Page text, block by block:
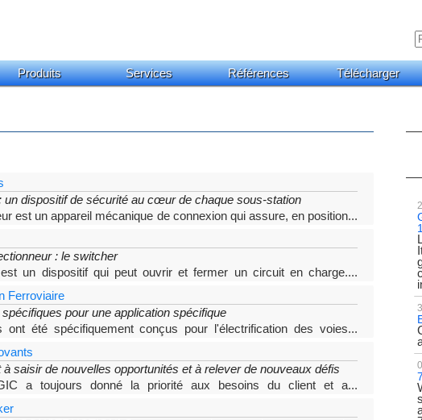
Produits Services Références Télécharger
un dispositif de sécurité au cœur de chaque sous-station
...
est un appareil mécanique de connexion qui assure, en position
sectionnement satisfaisant
: le switcher
...
un dispositif qui peut ouvrir et fermer un circuit en charge.
a été conçu pour répondre à des besoins spécifiques
Ferroviaire
pour une application spécifique
...
ont été spécifiquement conçus pour l'électrification des voies
large gamme
à saisir de nouvelles opportunités et à relever de nouveaux défis
...
a toujours donné la priorité aux besoins du client et a